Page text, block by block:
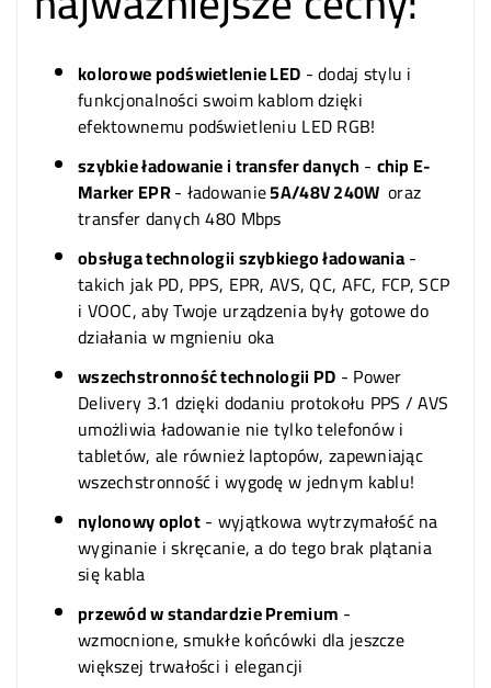
kolorowe podświetlenie LED - dodaj stylu i
funkcjonalności swoim kablom dzięki
efektownemu podświetleniu LED RGB!
szybkie ładowanie i transfer danych - chip E-
Marker EPR- ładowanie5A/48V 240W oraz
transfer danych 480 Mbps
obsługa technologii szybkiego ładowania-
takich jak PD, PPS, EPR, AVS, QC, AFC, FCP, SCP
i VOOC, aby Twoje urządzenia były gotowe do
działania w mgnieniu oka
wszechstronność technologii PD - Power
Delivery 3.1 dzięki dodaniu protokołu PPS / AVS
umożliwia ładowanie nie tylko telefonów i
tabletów, ale również laptopów, zapewniając
wszechstronność i wygodę w jednym kablu!
nylonowy oplot- wyjątkowa wytrzymałość na
wyginanie i skręcanie, a do tego brak plątania
się kabla
przewód w standardzie Premium -
wzmocnione, smukłe końcówki dla jeszcze
większej trwałości i elegancji